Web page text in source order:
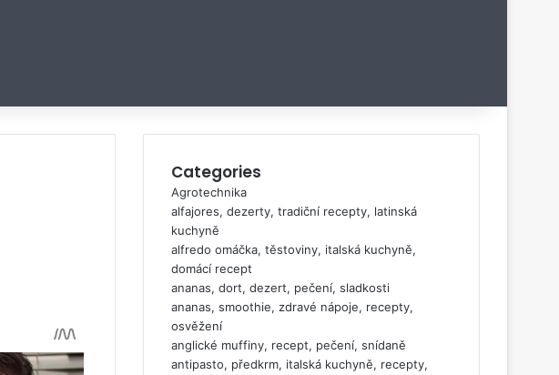
Categories
Agrotechnika
alfajores, dezerty, tradiční recepty, latinská
kuchyně
alfredo omáčka, těstoviny, italská kuchyně,
domácí recept
ananas, dort, dezert, pečení, sladkosti
ananas, smoothie, zdravé nápoje, recepty,
osvěžení
anglické muffiny, recept, pečení, snídaně
antipasto, předkrm, italská kuchyně, recepty,